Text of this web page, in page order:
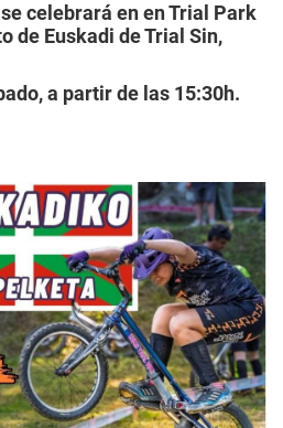
celebrará en en Trial Park
de Euskadi de Trial Sin,
a partir de las 15:30h.